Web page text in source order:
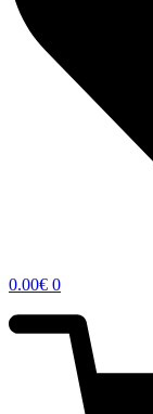
0.00€ 0